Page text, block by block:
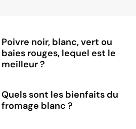
Poivre noir, blanc, vert ou
baies rouges, lequel est le
meilleur ?
Quels sont les bienfaits du
fromage blanc ?